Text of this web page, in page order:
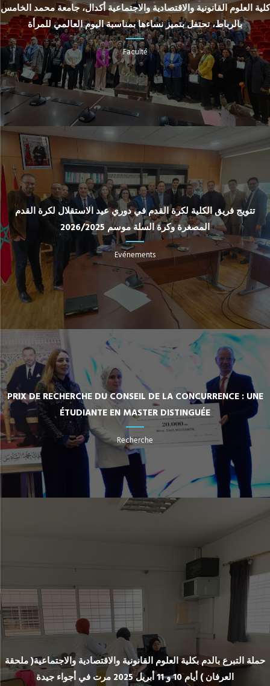
كلية العلوم القانونية والاقتصادية والاجتماعية أكدال، جامعة محمد الخامس
بالرباط، تحتفل بتميز نساءها بمناسبة اليوم العالمي للمرأة
Faculté
تتويج فريق الكلية لكرة القدم في دوري عيد الاستقلال لكرة القدم
المصغرة وكرة السلة موسم 2026/2025
Evénements
PRIX DE RECHERCHE DU CONSEIL DE LA CONCURRENCE : UNE
ÉTUDIANTE EN MASTER DISTINGUÉE
Recherche
حملة التبرع بالدم بكلية العلوم القانونية والاقتصادية والاجتماعية( ملحقة
العرفان ) أيام 10 و 11 أبريل 2025 مرت في أجواء جيدة